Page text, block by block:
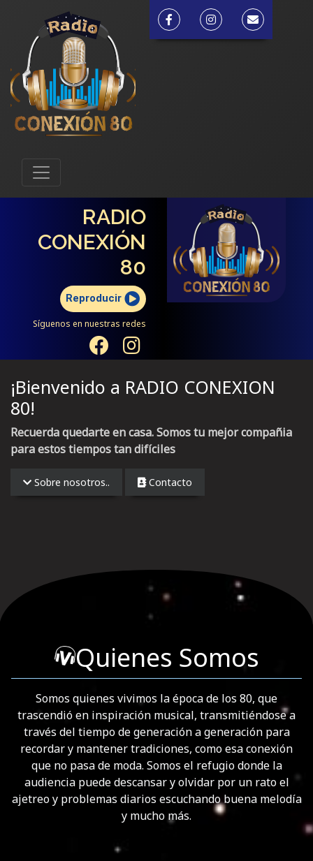
RADIO
CONEXIÓN
80
Reproducir
Síguenos en nuestras redes
¡Bienvenido a RADIO CONEXION
80!
Recuerda quedarte en casa. Somos tu mejor compañia
para estos tiempos tan difíciles
Sobre nosotros.. Contacto
Quienes Somos
Somos quienes vivimos la época de los 80, que
trascendió en inspiración musical, transmitiéndose a
través del tiempo de generación a generación para
recordar y mantener tradiciones, como esa conexión
que no pasa de moda. Somos el refugio donde la
audiencia puede descansar y olvidar por un rato el
ajetreo y problemas diarios escuchando buena melodía
y mucho más.